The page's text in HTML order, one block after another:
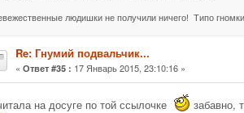
людишки не получили ничего! Типо
Re: Гнумий подвальчик...
« Ответ #35 : 17 Январь 2015, 23:10:16 »
на досуге по той ссылочке забавно,